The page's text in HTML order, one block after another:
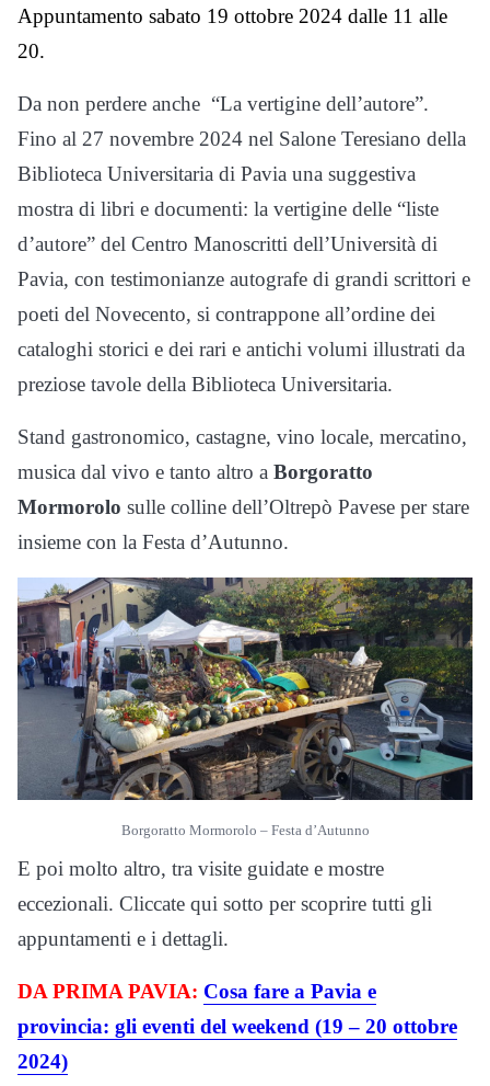
Appuntamento sabato 19 ottobre 2024 dalle 11 alle
20.
Da non perdere anche “La vertigine dell’autore”.
Fino al 27 novembre 2024 nel Salone Teresiano della
Biblioteca Universitaria di Pavia una suggestiva
mostra di libri e documenti: la vertigine delle “liste
d’autore” del Centro Manoscritti dell’Università di
Pavia, con testimonianze autografe di grandi scrittori e
poeti del Novecento, si contrappone all’ordine dei
cataloghi storici e dei rari e antichi volumi illustrati da
preziose tavole della Biblioteca Universitaria.
Stand gastronomico, castagne, vino locale, mercatino,
musica dal vivo e tanto altro a Borgoratto
Mormorolo sulle colline dell’Oltrepò Pavese per stare
insieme con la Festa d’Autunno.
Borgoratto Mormorolo – Festa d’Autunno
E poi molto altro, tra visite guidate e mostre
eccezionali. Cliccate qui sotto per scoprire tutti gli
appuntamenti e i dettagli.
DA PRIMA PAVIA: Cosa fare a Pavia e
provincia: gli eventi del weekend (19 – 20 ottobre
2024)